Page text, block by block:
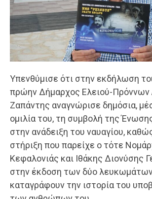
Υπενθύμισε ότι στην εκδήλωση
πρώην Δήμαρχος Ελειού-Πρόννων
Ζαπάντης αναγνώρισε δημόσια,
ομιλία του, τη συμβολή της
στην ανάδειξη του ναυαγίου,
στήριξη που παρείχε ο τότε
Κεφαλονιάς και Ιθάκης Διονύσης
στην έκδοση των δύο
καταγράφουν την ιστορία του